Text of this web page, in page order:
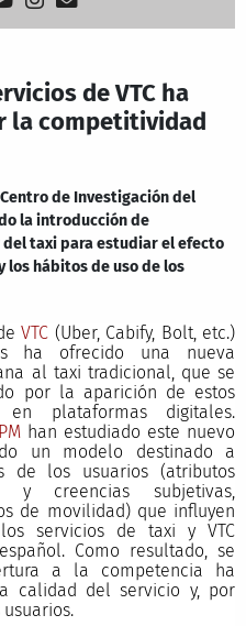
de VTC ha
la competitividad
de Investigación del
la introducción de
taxi para estudiar el efecto
los hábitos de uso de los
VTC (Uber, Cabify, Bolt, etc.)
ha ofrecido una nueva
al taxi tradicional, que se
por la aparición de estos
en plataformas digitales.
han estudiado este nuevo
un modelo destinado a
de los usuarios (atributos
y creencias subjetivas,
de movilidad) que influyen
servicios de taxi y VTC
Como resultado, se
a la competencia ha
calidad del servicio y, por